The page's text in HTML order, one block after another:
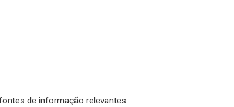
de informação relevantes